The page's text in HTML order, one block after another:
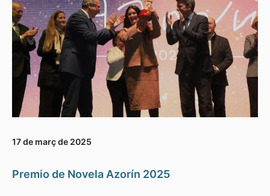
17 de març de 2025
Premio de Novela Azorín 2025